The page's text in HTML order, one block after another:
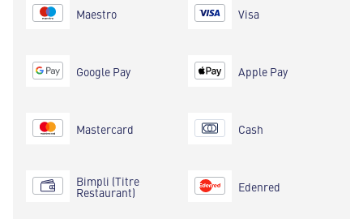
Maestro
Google Pay
Mastercard
Bimpli (Titre
Restaurant)
Visa
Apple Pay
Cash
Edenred